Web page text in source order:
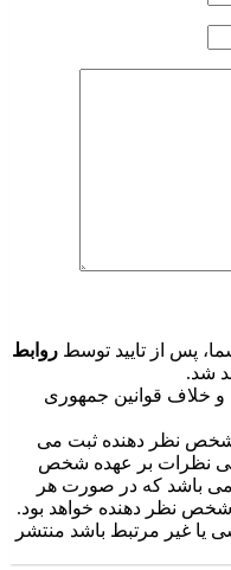
پس از تایید توسط روابط
شد.
و خلاف قوانین جمهوری
شخص نظر دهنده ثبت می
نظرات بر عهده شخص
می باشد که در صورت هر
نظر دهنده خواهد بود.
یا غیر مرتبط باشد منتشر